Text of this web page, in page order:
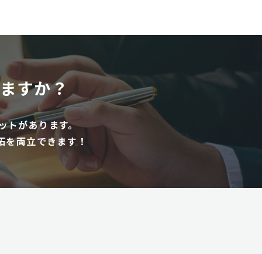
すか？
トがあります。
両立できます！